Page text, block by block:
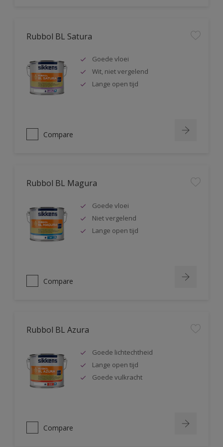
Rubbol BL Satura
Goede vloei
Wit, niet vergelend
Lange open tijd
Compare
Rubbol BL Magura
Goede vloei
Niet vergelend
Lange open tijd
Compare
Rubbol BL Azura
Goede lichtechtheid
Lange open tijd
Goede vulkracht
Compare